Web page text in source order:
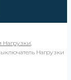
Нагрузки,
Нагрузки